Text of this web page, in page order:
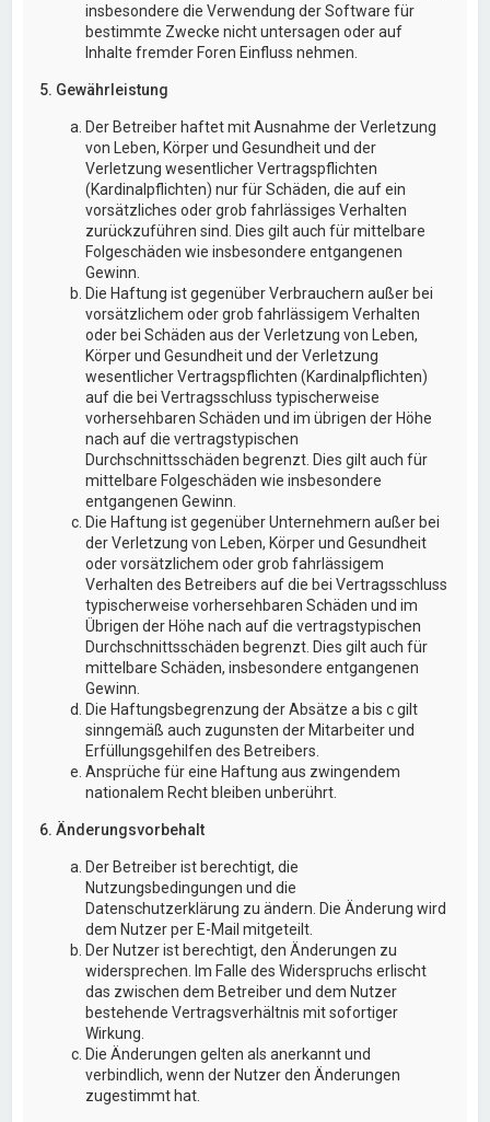
insbesondere die Verwendung der Software für
bestimmte Zwecke nicht untersagen oder auf
Inhalte fremder Foren Einfluss nehmen.
5. Gewährleistung
Der Betreiber haftet mit Ausnahme der Verletzung
von Leben, Körper und Gesundheit und der
Verletzung wesentlicher Vertragspflichten
(Kardinalpflichten) nur für Schäden, die auf ein
vorsätzliches oder grob fahrlässiges Verhalten
zurückzuführen sind. Dies gilt auch für mittelbare
Folgeschäden wie insbesondere entgangenen
Gewinn.
Die Haftung ist gegenüber Verbrauchern außer bei
vorsätzlichem oder grob fahrlässigem Verhalten
oder bei Schäden aus der Verletzung von Leben,
Körper und Gesundheit und der Verletzung
wesentlicher Vertragspflichten (Kardinalpflichten)
auf die bei Vertragsschluss typischerweise
vorhersehbaren Schäden und im übrigen der Höhe
nach auf die vertragstypischen
Durchschnittsschäden begrenzt. Dies gilt auch für
mittelbare Folgeschäden wie insbesondere
entgangenen Gewinn.
Die Haftung ist gegenüber Unternehmern außer bei
der Verletzung von Leben, Körper und Gesundheit
oder vorsätzlichem oder grob fahrlässigem
Verhalten des Betreibers auf die bei Vertragsschluss
typischerweise vorhersehbaren Schäden und im
Übrigen der Höhe nach auf die vertragstypischen
Durchschnittsschäden begrenzt. Dies gilt auch für
mittelbare Schäden, insbesondere entgangenen
Gewinn.
Die Haftungsbegrenzung der Absätze a bis c gilt
sinngemäß auch zugunsten der Mitarbeiter und
Erfüllungsgehilfen des Betreibers.
Ansprüche für eine Haftung aus zwingendem
nationalem Recht bleiben unberührt.
6. Änderungsvorbehalt
Der Betreiber ist berechtigt, die
Nutzungsbedingungen und die
Datenschutzerklärung zu ändern. Die Änderung wird
dem Nutzer per E-Mail mitgeteilt.
Der Nutzer ist berechtigt, den Änderungen zu
widersprechen. Im Falle des Widerspruchs erlischt
das zwischen dem Betreiber und dem Nutzer
bestehende Vertragsverhältnis mit sofortiger
Wirkung.
Die Änderungen gelten als anerkannt und
verbindlich, wenn der Nutzer den Änderungen
zugestimmt hat.